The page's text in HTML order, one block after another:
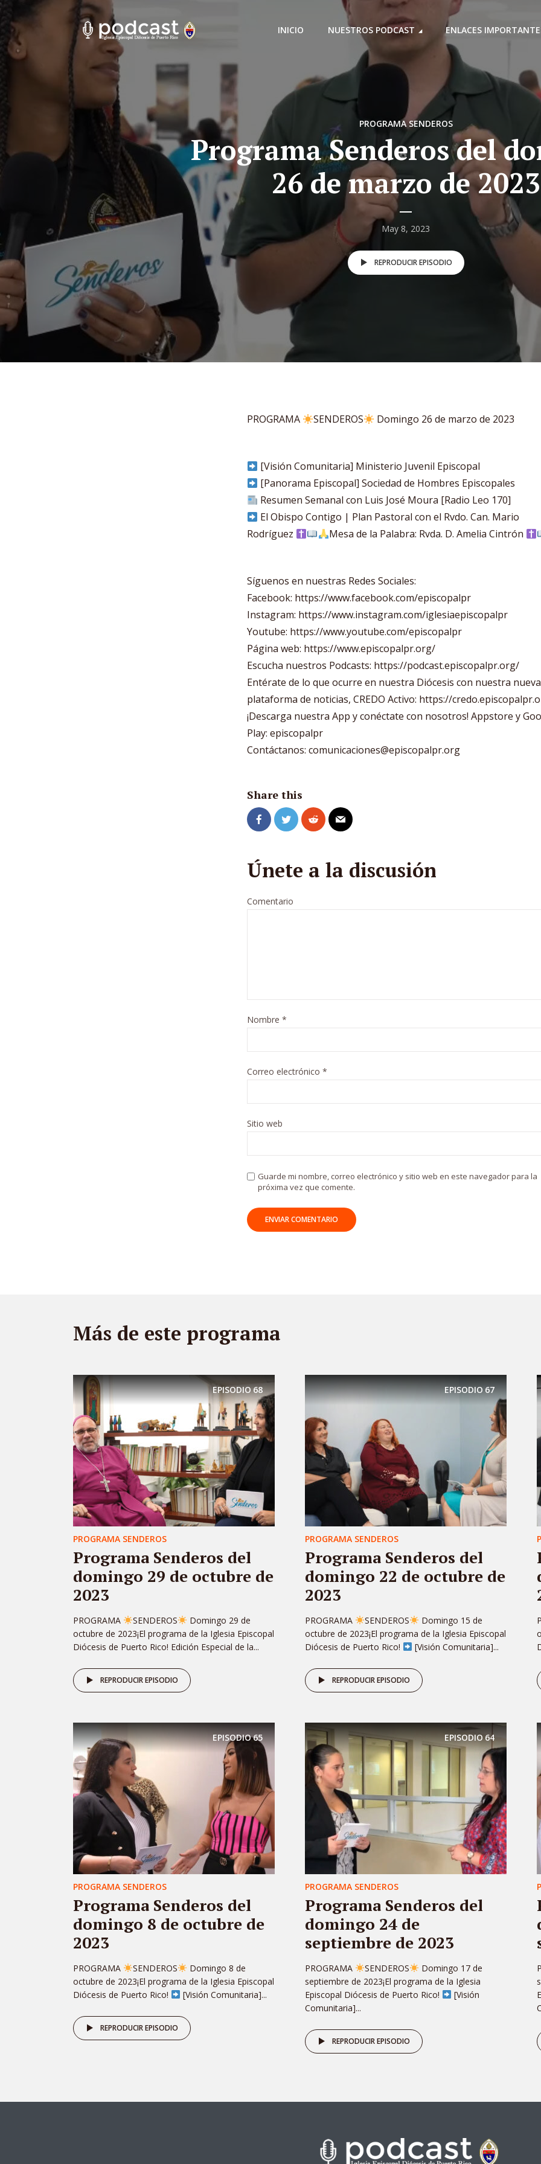
INICIO NUESTROS PODCAST ENLACES
PROGRAMA SENDEROS
Programa Senderos del
26 de marzo de 2023
May 8, 2023
REPRODUCIR EPISODIO
PROGRAMA SENDEROS Domingo 26 de marzo de 2023
[Visión Comunitaria] Ministerio Juvenil Episcopal
[Panorama Episcopal] Sociedad de Hombres Episcopales
Resumen Semanal con Luis José Moura [Radio Leo 170]
El Obispo Contigo | Plan Pastoral con el Rvdo. Can. Mario
Rodríguez
Mesa de la Palabra: Rvda. D. Amelia Cintrón
Síguenos en nuestras Redes Sociales:
Facebook: https://www.facebook.com/episcopalpr
Instagram: https://www.instagram.com/iglesiaepiscopalpr
Youtube: https://www.youtube.com/episcopalpr
Página web: https://www.episcopalpr.org/
Escucha nuestros Podcasts: https://podcast.episcopalpr.org/
Entérate de lo que ocurre en nuestra Diócesis con nuestra nueva
plataforma de noticias, CREDO Activo: https://
¡Descarga nuestra App y conéctate con nosotros! Appstore y
Play: episcopalpr
Contáctanos: comunicaciones@episcopalpr.org
Share this
Únete a la discusión
Comentario
Nombre *
Correo electrónico *
Sitio web
Guarde mi nombre, correo electrónico y sitio web en este navegador para la
próxima vez que comente.
Más de este programa
EPISODIO68
PROGRAMA SENDEROS
Programa Senderos del
domingo 29 de octubre de
2023
PROGRAMA SENDEROS
Domingo 29 de
octubre de 2023¡El programa de la Iglesia Episcopal
Diócesis de Puerto Rico! Edición Especial de la...
REPRODUCIR EPISODIO
EPISODIO67
PROGRAMA SENDEROS
Programa Senderos del
domingo 22 de octubre de
2023
PROGRAMA SENDEROS
Domingo 15 de
octubre de 2023¡El programa de la Iglesia Episcopal
Diócesis de Puerto Rico!
[Visión Comunitaria]...
REPRODUCIR EPISODIO
EPISODIO65
PROGRAMA SENDEROS
Programa Senderos del
domingo 8 de octubre de
2023
PROGRAMA SENDEROS
Domingo 8 de
octubre de 2023¡El programa de la Iglesia Episcopal
Diócesis de Puerto Rico!
[Visión Comunitaria]...
REPRODUCIR EPISODIO
EPISODIO64
PROGRAMA SENDEROS
Programa Senderos del
domingo 24 de
septiembre de 2023
PROGRAMA SENDEROS
Domingo 17 de
septiembre de 2023¡El programa de la Iglesia
Episcopal Diócesis de Puerto Rico!
[Visión
Comunitaria]...
REPRODUCIR EPISODIO